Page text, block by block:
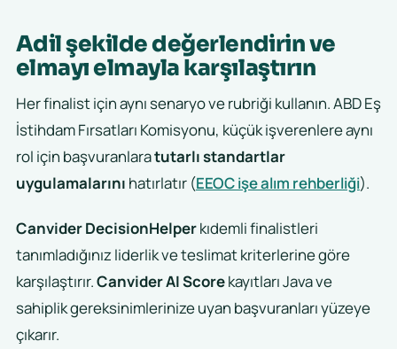
Adil şekilde değerlendirin ve
elmayı elmayla karşılaştırın
Her finalist için aynı senaryo ve rubriği kullanın. ABD Eş
İstihdam Fırsatları Komisyonu, küçük işverenlere aynı
rol için başvuranlaratutarlı standartlar
uygulamalarını hatırlatır (EEOC işe alım rehberliği).
Canvider DecisionHelperkıdemli finalistleri
tanımladığınız liderlik ve teslimat kriterlerine göre
karşılaştırır.Canvider AI Scorekayıtları Java ve
sahiplik gereksinimlerinize uyan başvuranları yüzeye
çıkarır.